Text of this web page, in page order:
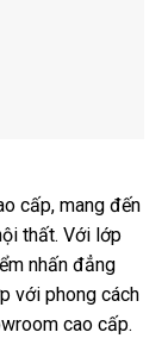
cấp, mang đến
thất. Với lớp
nhấn đẳng
với phong cách
cao cấp.